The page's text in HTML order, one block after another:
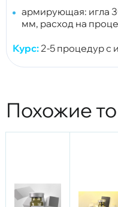
армирующая: игла
мм, расход на
Курс: 2-5 процедур с
Похожие